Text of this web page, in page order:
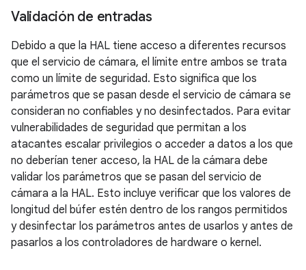
Validación de entradas
Debido a que la HAL tiene acceso a diferentes recursos
que el servicio de cámara, el límite entre ambos se trata
como un límite de seguridad. Esto significa que los
parámetros que se pasan desde el servicio de cámara se
consideran no confiables y no desinfectados. Para evitar
vulnerabilidades de seguridad que permitan a los
atacantes escalar privilegios o acceder a datos a los que
no deberían tener acceso, la HAL de la cámara debe
validar los parámetros que se pasan del servicio de
cámara a la HAL. Esto incluye verificar que los valores de
longitud del búfer estén dentro de los rangos permitidos
y desinfectar los parámetros antes de usarlos y antes de
pasarlos a los controladores de hardware o kernel.